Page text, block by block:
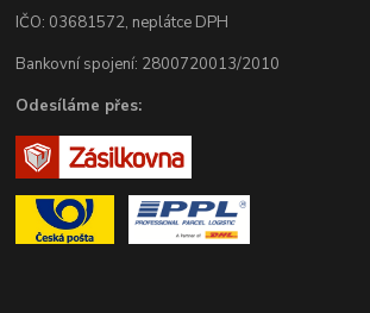
IČO: 03681572, neplátce DPH
Bankovní spojení: 2800720013/2010
Odesíláme přes: